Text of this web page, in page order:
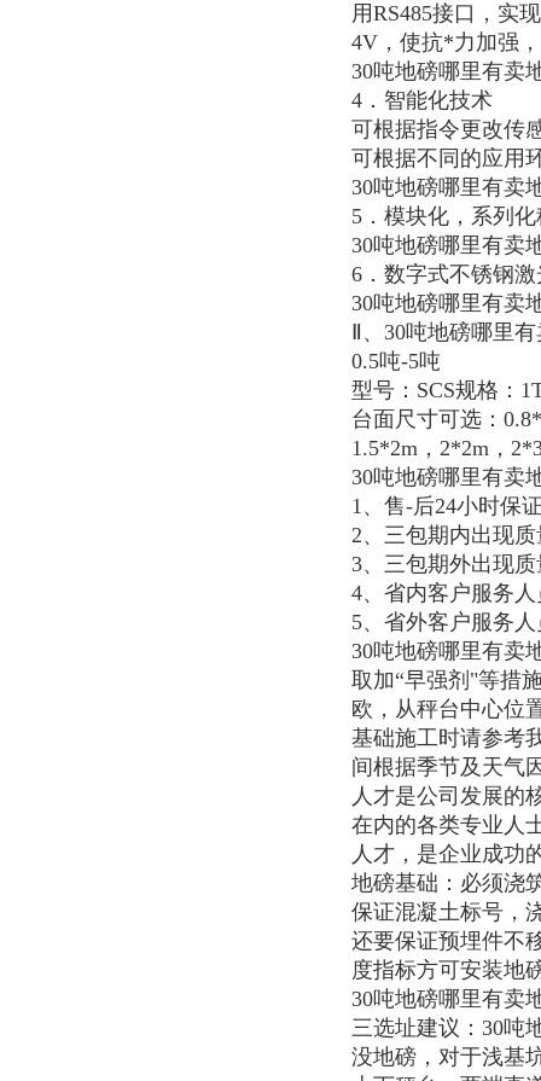
用RS485接口，实
4V，使抗*力加强
30吨地磅哪里有卖
4．智能化技术
可根据指令更改传
可根据不同的应用
30吨地磅哪里有卖
5．模块化，系列
30吨地磅哪里有卖
6．数字式不锈钢
30吨地磅哪里有卖
Ⅱ、30吨地磅哪里
0.5吨-5吨
型号：SCS规格：
台面尺寸可选：
1.5*2m，2*2m，
30吨地磅哪里有卖
1、售-后24小时保
2、三包期内出现
3、三包期外出现
4、省内客户服务
5、省外客户服务
30吨地磅哪里有卖
取加“早强剂"等措
欧，从秤台中心位
基础施工时请参考
间根据季节及天气
人才是公司发展的
在内的各类专业人
人才，是企业成功
地磅基础：必须浇
保证混凝土标号，
还要保证预埋件不
度指标方可安装地
30吨地磅哪里有卖
三选址建议：30吨
没地磅，对于浅基